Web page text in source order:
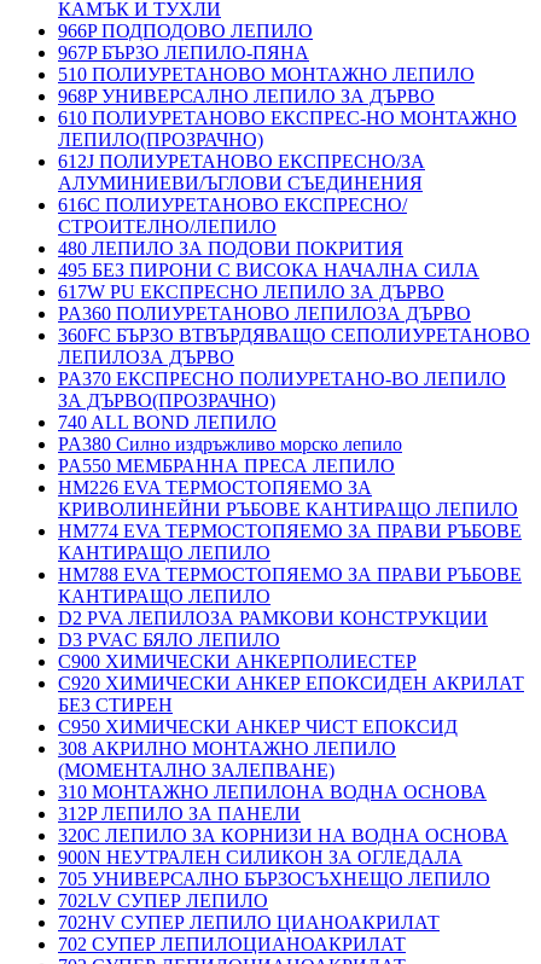
КАМЪК И ТУХЛИ
966P ПОДПОДОВО ЛЕПИЛО
967P БЪРЗО ЛЕПИЛО-ПЯНА
510 ПОЛИУРЕТАНОВО МОНТАЖНО ЛЕПИЛО
968P УНИВЕРСАЛНО ЛЕПИЛО ЗА ДЪРВО
610 ПОЛИУРЕТАНОВО ЕКСПРЕС-НО МОНТАЖНО
ЛЕПИЛО(ПРОЗРАЧНО)
612J ПОЛИУРЕТАНОВО ЕКСПРЕСНО/ЗА
АЛУМИНИЕВИ/ЪГЛОВИ СЪЕДИНЕНИЯ
616C ПОЛИУРЕТАНОВО ЕКСПРЕСНО/
СТРОИТЕЛНО/ЛЕПИЛО
480 ЛЕПИЛО ЗА ПОДОВИ ПОКРИТИЯ
495 БЕЗ ПИРОНИ С ВИСОКА НАЧАЛНА СИЛА
617W PU ЕКСПРЕСНО ЛЕПИЛО ЗА ДЪРВО
PA360 ПОЛИУРЕТАНОВО ЛЕПИЛОЗА ДЪРВО
360FC БЪРЗО ВТВЪРДЯВАЩО СЕПОЛИУРЕТАНОВО
ЛЕПИЛОЗА ДЪРВО
PA370 ЕКСПРЕСНО ПОЛИУРЕТАНО-ВО ЛЕПИЛО
ЗА ДЪРВО(ПРОЗРАЧНО)
740 ALL BOND ЛЕПИЛО
PA380 Силно издръжливо морско лепило
PA550 МЕМБРАННА ПРЕСА ЛЕПИЛО
HM226 EVA ТЕРМОСТОПЯЕМО ЗА
КРИВОЛИНЕЙНИ РЪБОВЕ КАНТИРАЩО ЛЕПИЛО
HM774 EVA ТЕРМОСТОПЯЕМО ЗА ПРАВИ РЪБОВЕ
КАНТИРАЩО ЛЕПИЛО
HM788 EVA ТЕРМОСТОПЯЕМО ЗА ПРАВИ РЪБОВЕ
КАНТИРАЩО ЛЕПИЛО
D2 PVA ЛЕПИЛОЗА РАМКОВИ КОНСТРУКЦИИ
D3 PVAC БЯЛО ЛЕПИЛО
C900 ХИМИЧЕСКИ АНКЕРПОЛИЕСТЕP
C920 ХИМИЧЕСКИ АНКЕР ЕПОКСИДЕН АКРИЛАТ
БЕЗ СТИРЕН
C950 ХИМИЧЕСКИ АНКЕР ЧИСТ ЕПОКСИД
308 АКРИЛНО МОНТАЖНО ЛЕПИЛО
(МОМЕНТАЛНО ЗАЛЕПВАНЕ)
310 МОНТАЖНО ЛЕПИЛОНА ВОДНА ОСНОВА
312P ЛЕПИЛО ЗА ПАНЕЛИ
320C ЛЕПИЛО ЗА КОРНИЗИ НА ВОДНА ОСНОВА
900N НЕУТРАЛЕН СИЛИКОН ЗА ОГЛЕДАЛА
705 УНИВЕРСАЛНО БЪРЗОСЪХНЕЩО ЛЕПИЛО
702LV СУПЕР ЛЕПИЛО
702HV СУПЕР ЛЕПИЛО ЦИАНОАКРИЛАТ
702 СУПЕР ЛЕПИЛОЦИАНОАКРИЛАТ